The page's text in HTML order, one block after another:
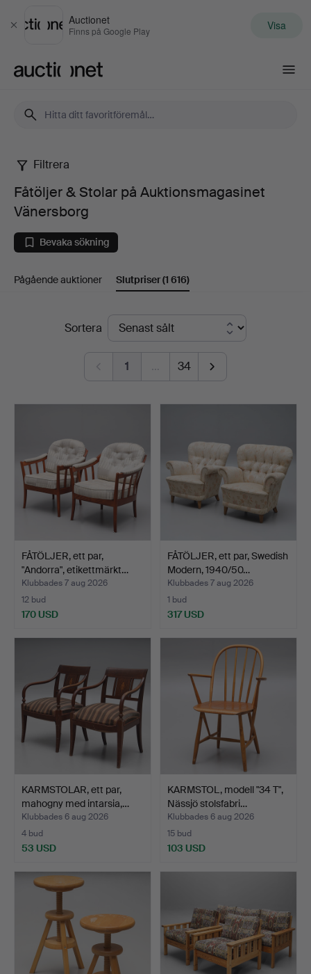
Stäng
Auctionet
Finns på Google Play Visa
Fåtöljer
&
Stolar
på
Vänersborg
Filtrera
Fåtöljer & Stolar på Auktionsmagasinet
Vänersborg
Bevaka sökning
Pågående auktioner Slutpriser(1 616)
SlutpriserSortera
1 … 34
FÅTÖLJER, ett par,
"Andorra", etikettmärkt…
Klubbades 7 aug 2026
12 bud
170 USD
FÅTÖLJER, ett par, Swedish
Modern, 1940/50…
Klubbades 7 aug 2026
1 bud
317 USD
KARMSTOLAR, ett par,
mahogny med intarsia,…
Klubbades 6 aug 2026
4 bud
53 USD
KARMSTOL, modell "34 T",
Nässjö stolsfabri…
Klubbades 6 aug 2026
15 bud
103 USD